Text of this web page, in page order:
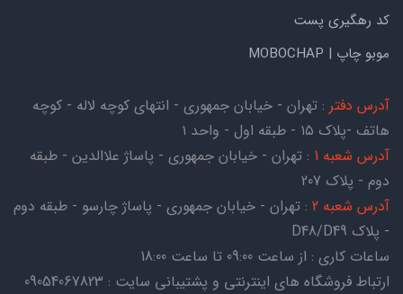
کد رهگیری پست
موبو چاپ | MOBOCHAP
آدرس دفتر : تهران - خیابان جمهوری - انتهای کوچه لاله - کوچه
هاتف -پلاک ۱۵ - طبقه اول - واحد ۱
آدرس شعبه 1
: تهران - خیابان جمهوری - پاساژ علاالدین - طبقه
دوم - پلاک 207
آدرس شعبه 2
: تهران - خیابان جمهوری - پاساژ چارسو - طبقه دوم
- پلاک D48/D49
ساعات کاری : از ساعت 09:00 تا ساعت 18:00
ارتباط فروشگاه های اینترنتی و پشتیبانی سایت : 09054067823